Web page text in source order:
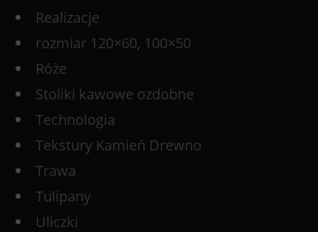
Realizacje
rozmiar 120×60, 100×50
Róże
Stoliki kawowe ozdobne
Technologia
Tekstury Kamień Drewno
Trawa
Tulipany
Uliczki